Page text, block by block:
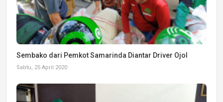
Sembako dari Pemkot Samarinda Diantar Driver Ojol
Sabtu, 25 April 2020